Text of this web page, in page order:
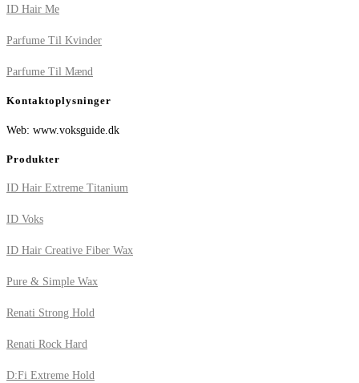
ID Hair Me
Parfume Til Kvinder
Parfume Til Mænd
Kontaktoplysninger
Web: www.voksguide.dk
Produkter
ID Hair Extreme Titanium
ID Voks
ID Hair Creative Fiber Wax
Pure & Simple Wax
Renati Strong Hold
Renati Rock Hard
D:Fi Extreme Hold